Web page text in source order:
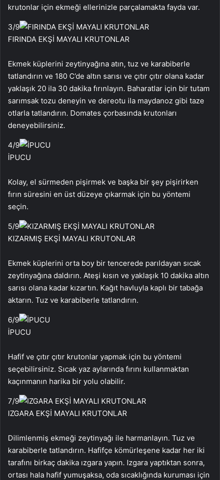
krutonlar için ekmeği ellerinizle parçalamakta fayda var.
3/9
FIRINDA EKŞİ MAYALI KRUTONLAR
Ekmek küplerini zeytinyağına atın, tuz ve karabiberle
tatlandırın ve 180 C’de altın sarısı ve çıtır çıtır olana kadar
yaklaşık 20 ila 30 dakika fırınlayın. Baharatlar için bir tutam
sarımsak tozu deneyin ve dereotu ila maydanoz gibi taze
otlarla tatlandırın. Domates çorbasında krutonları
deneyebilirsiniz.
4/9
İPUCU
Kolay, el sürmeden pişirmek ve başka bir şey pişirirken
fırın süresini en üst düzeye çıkarmak için bu yöntemi
seçin.
5/9
KIZARMIŞ EKŞİ MAYALI KRUTONLAR
Ekmek küplerini orta boy bir tencerede parıldayan sıcak
zeytinyağına daldırın. Ateşi kısın ve yaklaşık 10 dakika altın
sarısı olana kadar kızartın. Kağıt havluyla kaplı bir tabağa
aktarın. Tuz ve karabiberle tatlandırın.
6/9
İPUCU
Hafif ve çıtır çıtır krutonlar yapmak için bu yöntemi
seçebilirsiniz. Sıcak yaz aylarında fırını kullanmaktan
kaçınmanın harika bir yolu olabilir.
7/9
IZGARA EKŞİ MAYALI KRUTONLAR
Dilimlenmiş ekmeği zeytinyağı ile harmanlayın. Tuz ve
karabiberle tatlandırın. Hafifçe kömürleşene kadar her iki
tarafını birkaç dakika ızgara yapın. Izgara yaptıktan sonra,
ortası hala hafif yumuşaksa, oda sıcaklığında kuruması için